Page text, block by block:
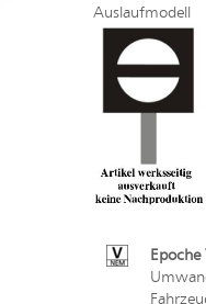
Auslaufmodell